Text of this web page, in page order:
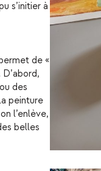
s’initier à
de «
des
peinture
l’enlève,
belles